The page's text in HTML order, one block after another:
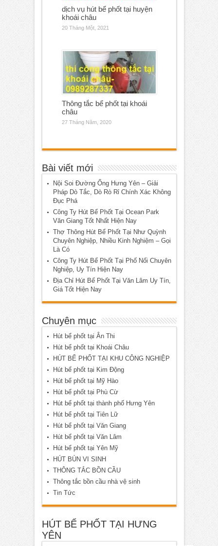
dịch vụ hút bể phốt tại huyện
khoái châu
20 Tháng Một, 2021
Thông tắc bể phốt tại khoái
châu
27 Tháng Năm, 2020
Bài viết mới
Nội Soi Đường Ống Hưng Yên – Giải
Pháp Dò Tắc, Dò Rò Rỉ Chính Xác Không
Đục Phá
Công Ty Hút Bể Phốt Tại Ocean Park
Văn Giang Tốt Nhất Hiện Nay
Thợ Thông Hút Bể Phốt Tại Như Quỳnh
Chuyên Nghiệp, Nhiều Kinh Nghiệm – Gọi
Là Có
Công Ty Hút Bể Phốt Tại Phố Nối Chuyên
Nghiệp, Uy Tín Hiện Nay
Địa Chỉ Hút Bể Phốt Tại Văn Lâm Uy Tín,
Giá Tốt Hiện Nay
Chuyên mục
Hút bể phốt tại Ân Thi
Hút bể phốt tại Khoái Châu
HÚT BỂ PHỐT TẠI KHU CÔNG NGHIỆP
Hút bể phốt tại Kim Động
Hút bể phốt tại Mỹ Hào
Hút bể phốt tại Phù Cừ
Hút bể phốt tại thành phố Hưng Yên
Hút bể phốt tại Tiên Lữ
Hút bể phốt tại Văn Giang
Hút bể phốt tại Văn Lâm
Hút bể phốt tại Yên Mỹ
HÚT BÙN VI SINH
THÔNG TẮC BỒN CẦU
Thông tắc bồn cầu nhà vệ sinh
Tin Tức
HÚT BỂ PHỐT TẠI HƯNG
YÊN